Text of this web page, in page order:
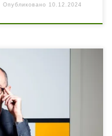
Опубликовано 10.12.2024
социолог,
работой о
от себя». Его работа
в наше время и
Хочу